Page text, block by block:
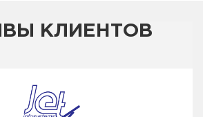
КЛИЕНТОВ